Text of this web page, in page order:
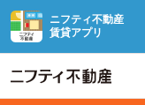
ニフティ不動産
賃貸アプリ